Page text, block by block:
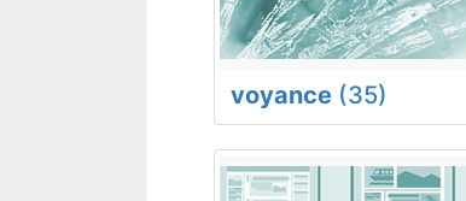
voyance (35)